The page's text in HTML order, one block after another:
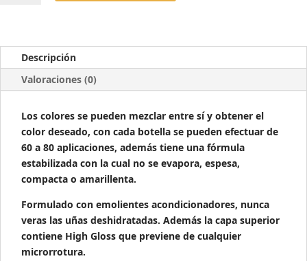
MOROCCO
-13ML
cantidad
Descripción
Valoraciones (0)
Los colores se pueden mezclar entre sí y obtener el
color deseado, con cada botella se pueden efectuar de
60 a 80 aplicaciones, además tiene una fórmula
estabilizada con la cual no se evapora, espesa,
compacta o amarillenta.
Formulado con emolientes acondicionadores, nunca
veras las uñas deshidratadas. Además la capa superior
contiene High Gloss que previene de cualquier
microrrotura.